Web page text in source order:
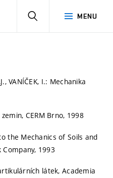
MENU
VANÍČEK, I.: Mechanika
CERM Brno, 1998
the Mechanics of Soils and
Company, 1993
látek, Academia